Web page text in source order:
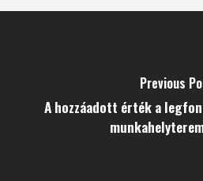
Previous
A hozzáadott érték a